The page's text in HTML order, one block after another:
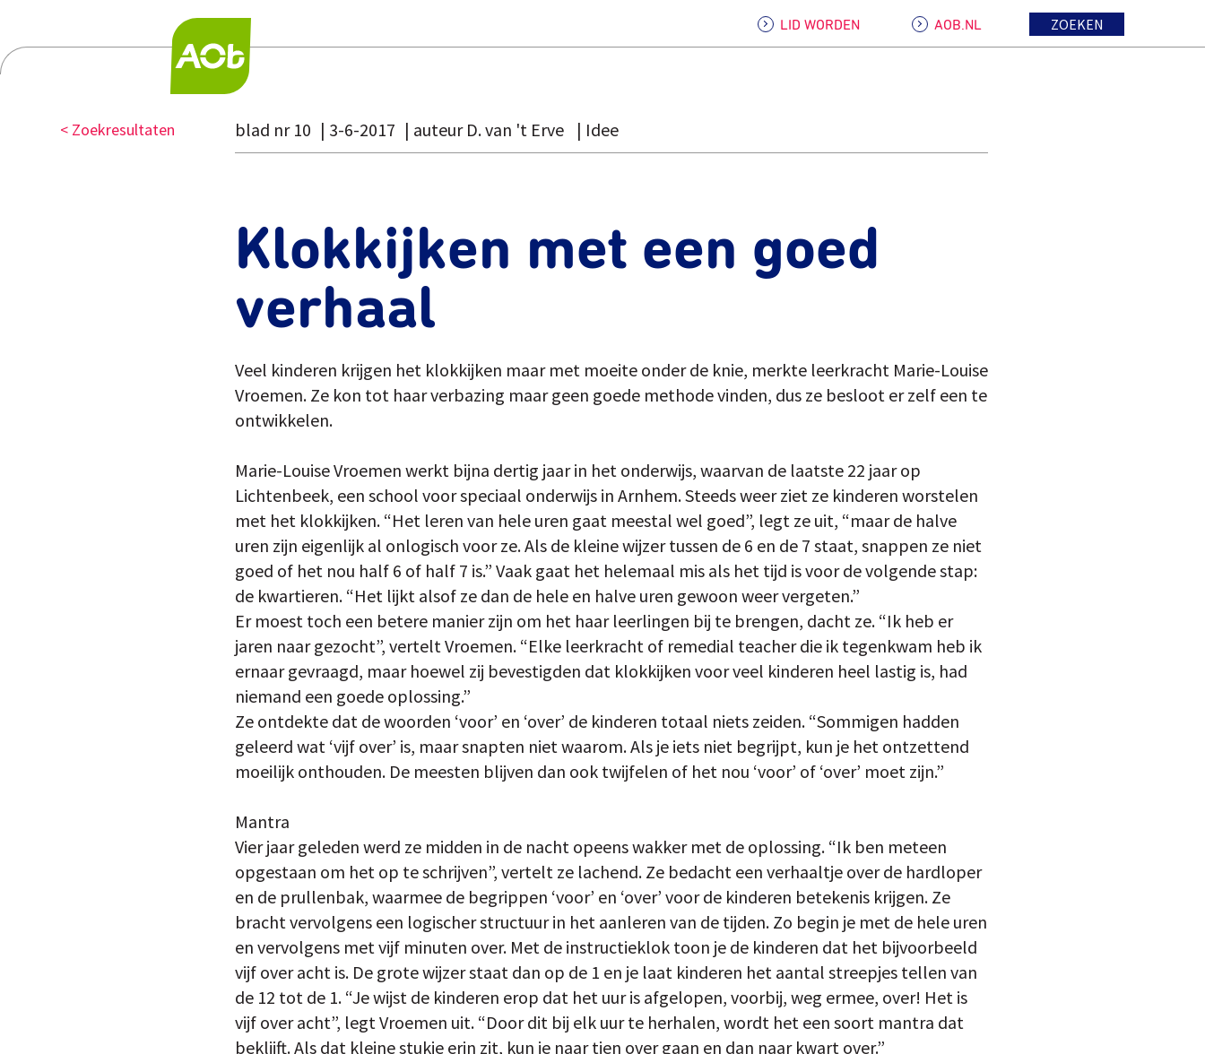
LID WORDEN AOB.NL ZOEKEN
< Zoekresultaten blad nr 10 3-6-2017 auteur D. van 't Erve Idee
Klokkijken met een goed
verhaal
Veel kinderen krijgen het klokkijken maar met moeite onder de knie, merkte leerkracht Marie-Louise
Vroemen. Ze kon tot haar verbazing maar geen goede methode vinden, dus ze besloot er zelf een te
ontwikkelen.
Marie-Louise Vroemen werkt bijna dertig jaar in het onderwijs, waarvan de laatste 22 jaar op
Lichtenbeek, een school voor speciaal onderwijs in Arnhem. Steeds weer ziet ze kinderen worstelen
met het klokkijken. “Het leren van hele uren gaat meestal wel goed”, legt ze uit, “maar de halve
uren zijn eigenlijk al onlogisch voor ze. Als de kleine wijzer tussen de 6 en de 7 staat, snappen ze niet
goed of het nou half 6 of half 7 is.” Vaak gaat het helemaal mis als het tijd is voor de volgende stap:
de kwartieren. “Het lijkt alsof ze dan de hele en halve uren gewoon weer vergeten.”
Er moest toch een betere manier zijn om het haar leerlingen bij te brengen, dacht ze. “Ik heb er
jaren naar gezocht”, vertelt Vroemen. “Elke leerkracht of remedial teacher die ik tegenkwam heb ik
ernaar gevraagd, maar hoewel zij bevestigden dat klokkijken voor veel kinderen heel lastig is, had
niemand een goede oplossing.”
Ze ontdekte dat de woorden ‘voor’ en ‘over’ de kinderen totaal niets zeiden. “Sommigen hadden
geleerd wat ‘vijf over’ is, maar snapten niet waarom. Als je iets niet begrijpt, kun je het ontzettend
moeilijk onthouden. De meesten blijven dan ook twijfelen of het nou ‘voor’ of ‘over’ moet zijn.”
Mantra
Vier jaar geleden werd ze midden in de nacht opeens wakker met de oplossing. “Ik ben meteen
opgestaan om het op te schrijven”, vertelt ze lachend. Ze bedacht een verhaaltje over de hardloper
en de prullenbak, waarmee de begrippen ‘voor’ en ‘over’ voor de kinderen betekenis krijgen. Ze
bracht vervolgens een logischer structuur in het aanleren van de tijden. Zo begin je met de hele uren
en vervolgens met vijf minuten over. Met de instructieklok toon je de kinderen dat het bijvoorbeeld
vijf over acht is. De grote wijzer staat dan op de 1 en je laat kinderen het aantal streepjes tellen van
de 12 tot de 1. “Je wijst de kinderen erop dat het uur is afgelopen, voorbij, weg ermee, over! Het is
vijf over acht”, legt Vroemen uit. “Door dit bij elk uur te herhalen, wordt het een soort mantra dat
beklijft. Als dat kleine stukje erin zit, kun je naar tien over gaan en dan naar kwart over.”